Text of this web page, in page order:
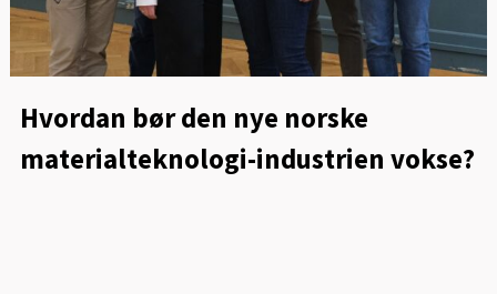
Hvordan bør den nye norske
materialteknologi-industrien vokse?